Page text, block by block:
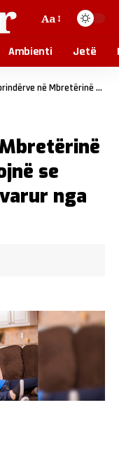
Aa
Ambienti Jetë
e Bashkuar pretendojnë se fëmija i tyre është i varur nga lojërat
se
nga